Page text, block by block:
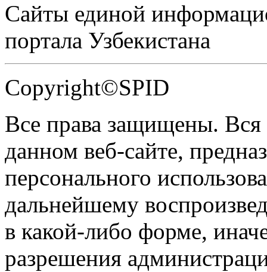
Сайты единой
портала Узбекистана
Copyright©SPID
Все права защищены.
данном веб-сайте,
персонального
дальнейшему
в какой-либо форме,
разрешения